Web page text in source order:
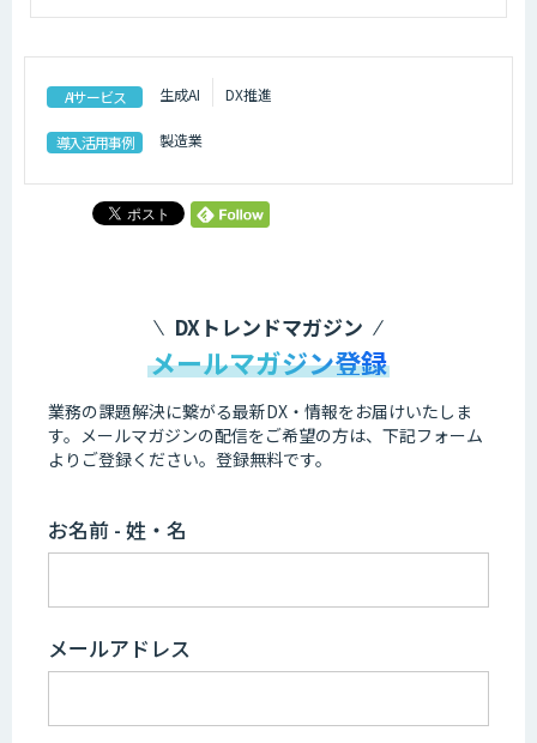
AIサービス 生成AI DX推進
導入活用事例 製造業
DXトレンドマガジン
メールマガジン登録
業務の課題解決に繋がる最新DX・情報をお届けいたしま
す。 メールマガジンの配信をご希望の方は、下記フォーム
よりご登録ください。登録無料です。
お名前 - 姓・名
メールアドレス